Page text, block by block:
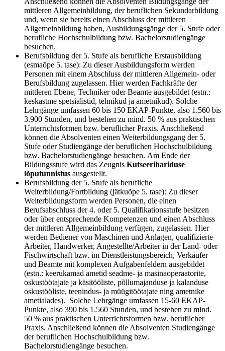
mittleren Allgemeinbildung, der beruflichen Sekundarbildung
und, wenn sie bereits einen Abschluss der mittleren
Allgemeinbildung haben, Ausbildungsgänge der 5. Stufe oder
berufliche Hochschulbildung bzw. Bachelorstudiengänge
besuchen.
Berufsbildung der 5. Stufe als berufliche Erstausbildung
(esmaõpe 5. tase): Zu dieser Ausbildungsform werden
Personen mit einem Abschluss der mittleren Allgemein- oder
Berufsbildung zugelassen. Hier werden Fachkräfte der
mittleren Ebene, Techniker oder Beamte ausgebildet (estn.:
keskastme spetsialistid, tehnikud ja ametnikud). Solche
Lehrgänge umfassen 60 bis 150 EKAP-Punkte, also 1.560 bis
3.900 Stunden, und bestehen zu mind. 50 % aus praktischen
Unterrichtsformen bzw. beruflicher Praxis. Anschließend
können die Absolventen einen Weiterbildungsgang der 5.
Stufe oder Studiengänge der beruflichen Hochschulbildung
bzw. Bachelorstudiengänge besuchen. Am Ende der
Bildungsstufe wird das Zeugnis Kutseerihariduse
lõputunnistus ausgestellt.
Berufsbildung der 5. Stufe als berufliche
Weiterbildung/Fortbildung (jätkuõpe 5. tase): Zu dieser
Weiterbildungsform werden Personen, die einen
Berufsabschluss der 4. oder 5. Qualifikationsstufe besitzen
oder über entsprechende Kompetenzen und einen Abschluss
der mittleren Allgemeinbildung verfügen, zugelassen. Hier
werden Bediener von Maschinen und Anlagen, qualifizierte
Arbeiter, Handwerker, Angestellte/Arbeiter in der Land- oder
Fischwirtschaft bzw. im Dienstleistungsbereich, Verkäufer
und Beamte mit komplexen Aufgabenfeldern ausgebildet
(estn.: keerukamad ametid seadme- ja masinaoperaatorite,
oskustöötajate ja käsitööliste, põllumajanduse ja kalanduse
oskustööliste, teenindus- ja müügitöötajate ning ametnike
ametialades). Solche Lehrgänge umfassen 15-60 EKAP-
Punkte, also 390 bis 1.560 Stunden, und bestehen zu mind.
50 % aus praktischen Unterrichtsformen bzw. beruflicher
Praxis. Anschließend können die Absolventen Studiengänge
der beruflichen Hochschulbildung bzw.
Bachelorstudiengänge besuchen.